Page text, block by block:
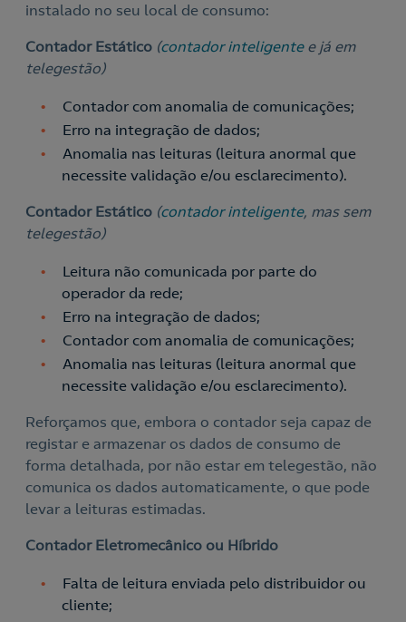
instalado no seu local de consumo:
Contador Estático (contador inteligentee já em
telegestão)
Contador com anomalia de comunicações;
Erro na integração de dados;
Anomalia nas leituras (leitura anormal que
necessite validação e/ou esclarecimento).
Contador Estático (contador inteligente, mas sem
telegestão)
Leitura não comunicada por parte do
operador da rede;
Erro na integração de dados;
Contador com anomalia de comunicações;
Anomalia nas leituras (leitura anormal que
necessite validação e/ou esclarecimento).
Reforçamos que, embora o contador seja capaz de
registar e armazenar os dados de consumo de
forma detalhada, por não estar em telegestão, não
comunica os dados automaticamente, o que pode
levar a leituras estimadas.
Contador Eletromecânico ou Híbrido
Falta de leitura enviada pelo distribuidor ou
cliente;